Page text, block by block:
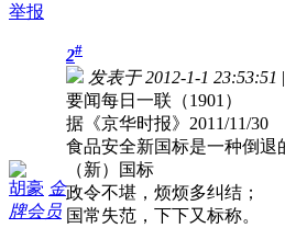
举报
胡豪 金
牌会员
2#
发表于 2012-1-1 23:53:51 |
要闻每日一联（1901）
据《京华时报》2011/11/30
食品安全新国标是一种倒退
（新）国标
政令不堪，烦烦多纠结；
国常失范，下下又标称。